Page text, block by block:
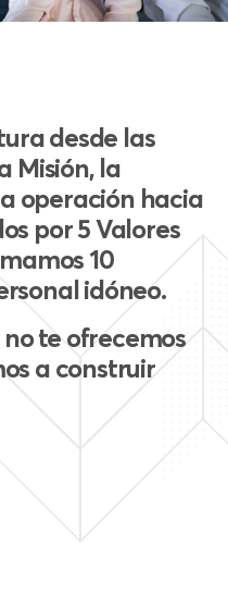
desde las
Misión, la
operación hacia
por 5 Valores
10
idóneo.
te ofrecemos
a construir